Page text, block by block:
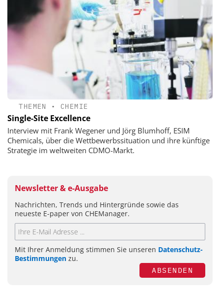
THEMEN • CHEMIE
Single-Site Excellence
Interview mit Frank Wegener und Jörg Blumhoff, ESIM
Chemicals, über die Wettbewerbssituation und ihre künftige
Strategie im weltweiten CDMO-Markt.
Newsletter & e-Ausgabe
Nachrichten, Trends und Hintergründe sowie das
neueste E-paper von CHEManager.
Mit Ihrer Anmeldung stimmen Sie unseren Datenschutz-
Bestimmungen zu.
ABSENDEN